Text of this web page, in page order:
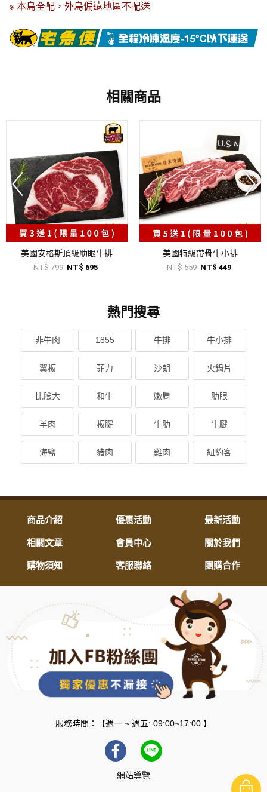
※ 本島全配，外島偏遠地區不配送
相關商品
美國安格斯頂級肋眼牛排
NT$ 799 NT$ 695
美國特級帶骨牛小排
NT$ 559 NT$ 449
熱門搜尋
非牛肉 1855 牛排 牛小排
翼板 菲力 沙朗 火鍋片
比臉大 和牛 嫩肩 肋眼
羊肉 板腱 牛肋 牛腱
海鹽 豬肉 雞肉 紐約客
商品介紹 優惠活動 最新活動
相關文章 會員中心 關於我們
購物須知 客服聯絡 團購合作
服務時間：【週一 ~ 週五: 09:00~17:00 】
網站導覽